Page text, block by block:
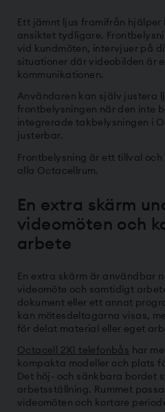
Ett jämnt ljus framifrån
ansiktet tydligare.
vid kundmöten, intervjuer på
situationer där videobilden är
kommunikationen.
Användaren kan själv justera
frontbelysningen när den inte
integrerade takbelysningen i
justerbar.
Frontbelysning är ett tillval
alla Octacellrum.
En extra skärm
videomöten och
arbete
En extra skärm är användbar
videomöte och samtidigt
dokument eller ett annat
kan mötesdeltagarna visas,
för delat material eller eget
Octacell 2X1 telefonbås har
kompakta modeller och plats
Det höj- och sänkbara bordet
arbetsställning. Rummet
videomöten och kortare